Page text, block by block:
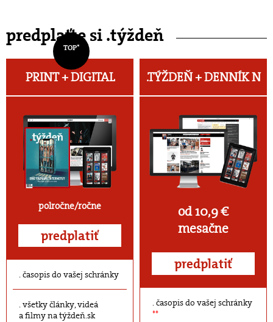
predplaťte si .týždeň
TOP*
PRINT + DIGITAL
polročne/ročne
predplatiť
časopis do vašej schránky
všetky články, videá
a filmy na týždeň.sk
.TÝŽDEŇ +DENNÍK N
od 10,9 €
mesačne
predplatiť
časopis do vašej schránky
**